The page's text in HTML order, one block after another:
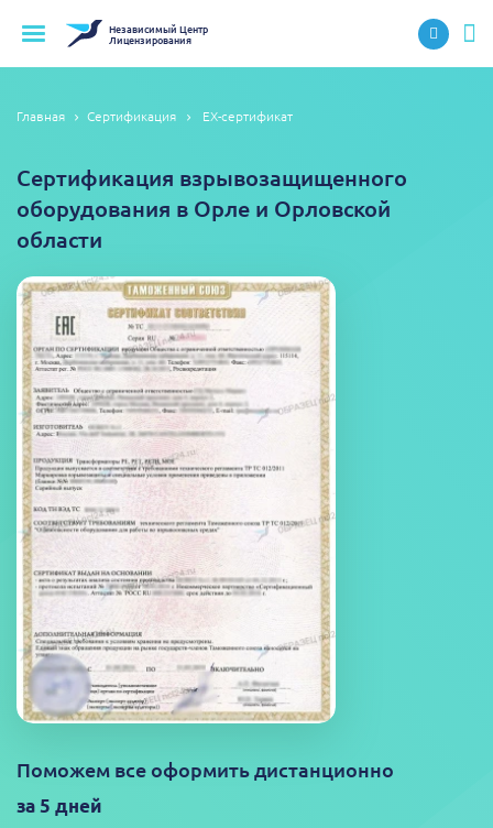
НезависимыйЦентр
Лицензирования
Главная Сертификация EX-сертификат
Сертификация взрывозащищенного
оборудования в Орле и Орловской
области
Поможем все оформить дистанционно
за 5 дней